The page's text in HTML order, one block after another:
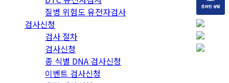
질병 위험도 유전자검사
검사신청
검사 절차
검사신청
종 식별 DNA 검사신청
이벤트 검사신청